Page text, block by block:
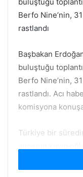
Berfo Nine’nin,
rastlandı
Başbakan
buluştuğu
Berfo Nine’nin,
rastlandı. Acı
komisyona
Türkiye bir
Kars’ta tam 31
alınan ve o